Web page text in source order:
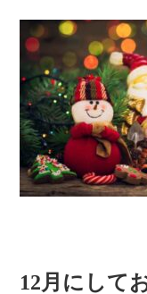
12月にして